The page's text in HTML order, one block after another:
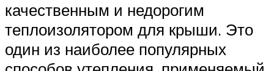
качественным и недорогим
теплоизолятором для крыши. Это
один из наиболее популярных